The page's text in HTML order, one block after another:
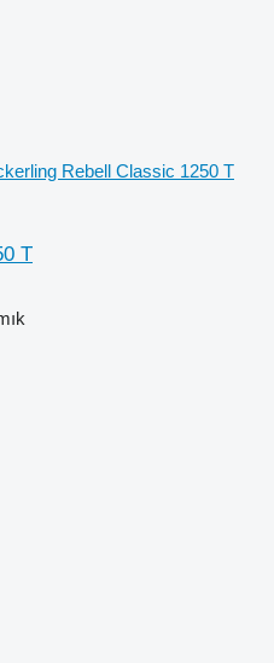
Rebell Classic 1250 T
T